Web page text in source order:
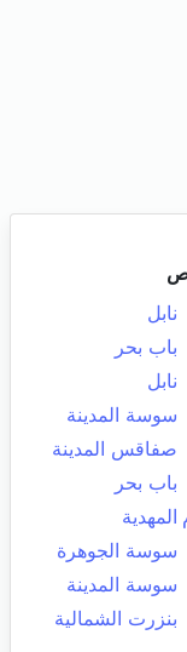
نابل
باب بحر
نابل
سوسة المدينة
صفاقس المدينة
باب بحر
المهدية
سوسة الجوهرة
سوسة المدينة
بنزرت الشمالية